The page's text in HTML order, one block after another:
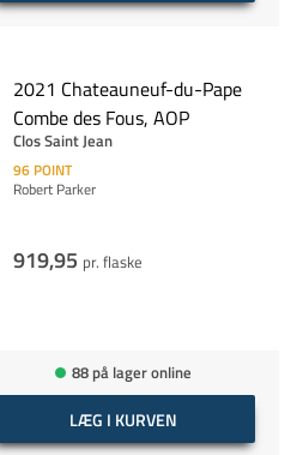
2021 Chateauneuf-du-Pape
Combe des Fous, AOP
Clos Saint Jean
96 POINT
Robert Parker
919,95 pr. flaske
88 på lager online
LÆG I KURVEN